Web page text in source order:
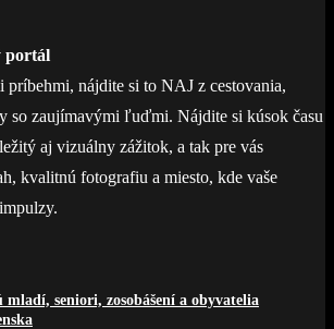
portál
príbehmi, nájdite si to NAJ z cestovania,
so zaujímavými ľuďmi. Nájdite si kúsok času
aj vizuálny zážitok, a tak pre vás
kvalitnú fotografiu a miesto, kde vaše
mladí, seniori, zosobášení a obyvatelia